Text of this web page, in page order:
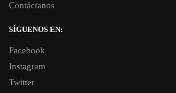
Contáctanos
SÍGUENOS EN:
Facebook
Instagram
Twitter